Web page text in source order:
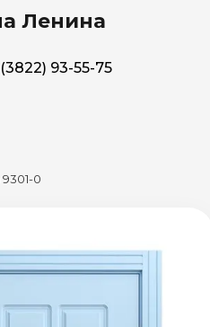
Ленина
93-55-75
0